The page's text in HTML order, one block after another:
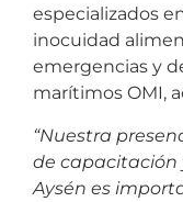
especializados
inocuidad
emergencias y
marítimos OMI,
“Nuestra
de capacitación
Aysén es